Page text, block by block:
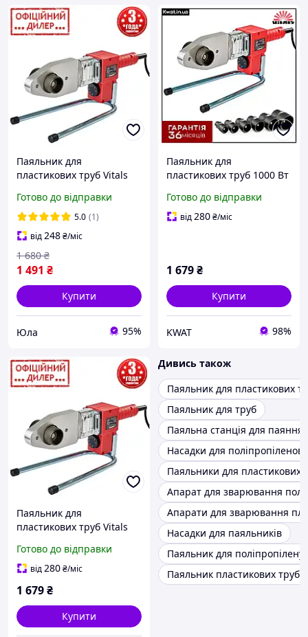
Паяльник для
пластикових труб Vitals
25; 32; 40; 50; 63 мм)
Готово до відправки
5.0 (1)
від248₴/міс
1 491 ₴
1 680 ₴
Купити
Юла 95%
Паяльник для
пластикових труб 1000 Вт
насадок 6 шт
Готово до відправки
від280₴/міс
1 679₴
Купити
KWAT 98%
Паяльник для
пластикових труб Vitals
25; 32; 40; 50; 63 мм)
Готово до відправки
від280₴/міс
1 679₴
Купити
Дивись також
Паяльник для пластикових
Паяльник для труб
Паяльна станція для паяння
Насадки для
Паяльники для пластикових
Апарат для зварювання
Апарати для зварювання
Насадки для паяльників
Паяльник для поліпропілену
Паяльник пластикових труб